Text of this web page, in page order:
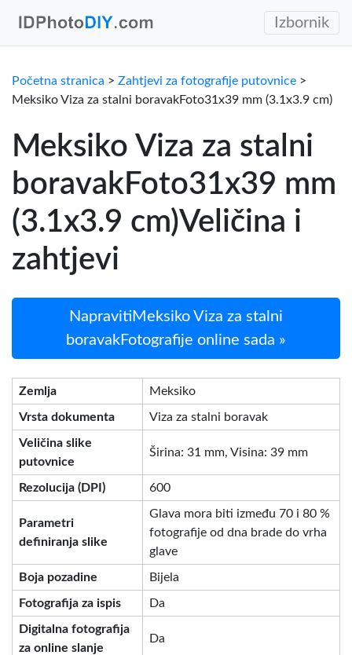
Izbornik
Početna stranica > Zahtjevi za fotografije putovnice >
Meksiko Viza za stalni boravakFoto31x39 mm (3.1x3.9 cm)
Meksiko Viza za stalni
boravakFoto31x39 mm
(3.1x3.9 cm)Veličina i
zahtjevi
NapravitiMeksiko Viza za stalni
boravakFotografije online sada »
Zemlja Meksiko
Vrsta dokumenta Viza za stalni boravak
Veličina slike
putovnice
Širina: 31 mm, Visina: 39 mm
Rezolucija (DPI) 600
Parametri
definiranja slike
Glava mora biti između 70 i 80 %
fotografije od dna brade do vrha
glave
Boja pozadine Bijela
Fotografija za ispis Da
Digitalna fotografija
za online slanje
Da